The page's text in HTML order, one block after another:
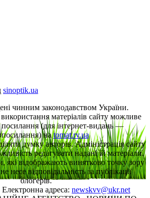
sinoptik.ua
чинним законодавством України.
матеріалів сайту можливе
(для інтернет-видань —
наtomat.rv.ua
думку авторів. Адміністрація сайту
редагувати надані їй матеріали.
які відображають винятково точку зору
несе відповідальність за публікації
блогерів.
Електронна адреса: newskvv@ukr.net